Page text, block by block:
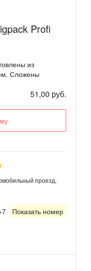
Profi
из
Сложены
51,00 руб.
проезд,
Показать номер